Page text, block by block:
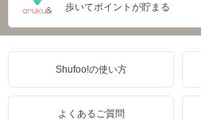
歩いてポイントが貯まる
Shufoo!の使い方
よくあるご質問